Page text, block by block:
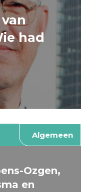
had
Algemeen
Ozgen,
en